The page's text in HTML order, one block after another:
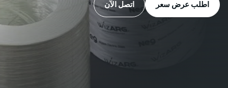
اطلب عرض سعر اتصل الآن